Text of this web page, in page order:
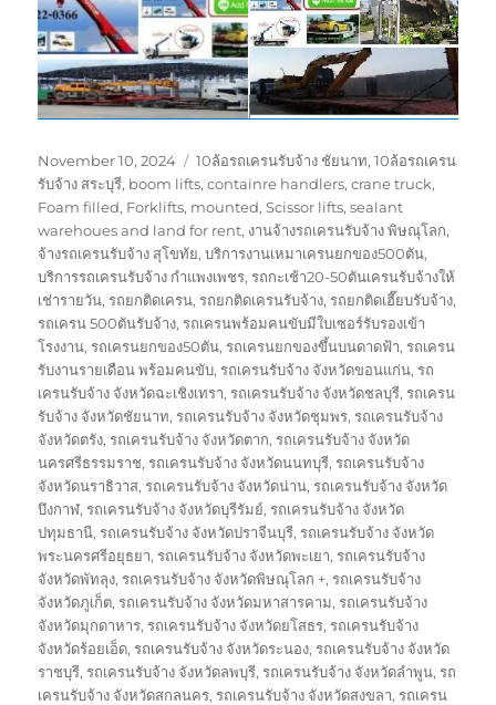
Posted
on
November 10, 2024 Tags
10ล้อรถเครนรับจ้าง ชัยนาท,10ล้อรถเครน
รับจ้าง สระบุรี, boom lifts,containre handlers,crane truck,
Foam filled, Forklifts, mounted,Scissor lifts,sealant
warehoues and land for rent, งานจ้างรถเครนรับจ้าง พิษณุโลก,
จ้างรถเครนรับจ้าง สุโขทัย,บริการงานเหมาเครนยกของ500ตัน,
บริการรถเครนรับจ้าง กำแพงเพชร,รถกะเช้า20-50ตันเครนรับจ้างให้
เช่ารายวัน,รถยกติดเครน,รถยกติดเครนรับจ้าง,รถยกติดเฮี๊ยบรับจ้าง,
รถเครน 500ตันรับจ้าง,รถเครนพร้อมคนขับมีใบเซอร์รับรองเข้า
โรงงาน,รถเครนยกของ50ตัน,รถเครนยกของขึ้นบนดาดฟ้า,รถเครน
รับงานรายเดือน พร้อมคนขับ,รถเครนรับจ้าง จังหวัดขอนแก่น,รถ
เครนรับจ้าง จังหวัดฉะเชิงเทรา,รถเครนรับจ้าง จังหวัดชลบุรี,รถเครน
รับจ้าง จังหวัดชัยนาท,รถเครนรับจ้าง จังหวัดชุมพร,รถเครนรับจ้าง
จังหวัดตรัง,รถเครนรับจ้าง จังหวัดตาก,รถเครนรับจ้าง จังหวัด
นครศรีธรรมราช,รถเครนรับจ้าง จังหวัดนนทบุรี,รถเครนรับจ้าง
จังหวัดนราธิวาส,รถเครนรับจ้าง จังหวัดน่าน,รถเครนรับจ้าง จังหวัด
บึงกาฬ,รถเครนรับจ้าง จังหวัดบุรีรัมย์,รถเครนรับจ้าง จังหวัด
ปทุมธานี,รถเครนรับจ้าง จังหวัดปราจีนบุรี,รถเครนรับจ้าง จังหวัด
พระนครศรีอยุธยา,รถเครนรับจ้าง จังหวัดพะเยา,รถเครนรับจ้าง
จังหวัดพัทลุง,รถเครนรับจ้าง จังหวัดพิษณุโลก +,รถเครนรับจ้าง
จังหวัดภูเก็ต,รถเครนรับจ้าง จังหวัดมหาสารคาม,รถเครนรับจ้าง
จังหวัดมุกดาหาร,รถเครนรับจ้าง จังหวัดยโสธร,รถเครนรับจ้าง
จังหวัดร้อยเอ็ด,รถเครนรับจ้าง จังหวัดระนอง,รถเครนรับจ้าง จังหวัด
ราชบุรี,รถเครนรับจ้าง จังหวัดลพบุรี,รถเครนรับจ้าง จังหวัดลำพูน,รถ
เครนรับจ้าง จังหวัดสกลนคร,รถเครนรับจ้าง จังหวัดสงขลา,รถเครน